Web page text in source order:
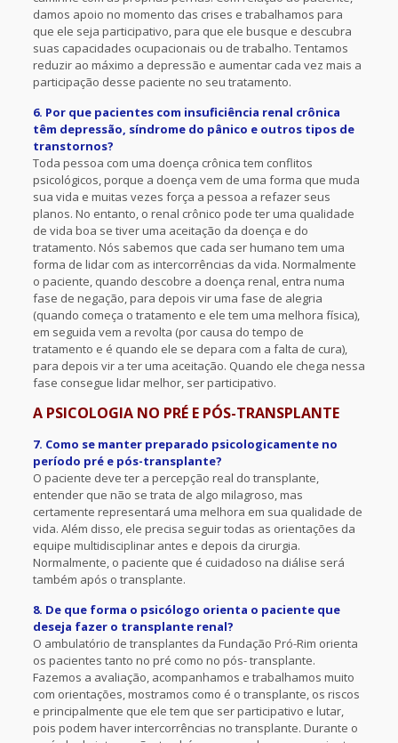
damos apoio no momento das crises e trabalhamos para
que ele seja participativo, para que ele busque e descubra
suas capacidades ocupacionais ou de trabalho. Tentamos
reduzir ao máximo a depressão e aumentar cada vez mais a
participação desse paciente no seu tratamento.
6. Por que pacientes com insuficiência renal crônica
têm depressão, síndrome do pânico e outros tipos de
transtornos?
Toda pessoa com uma doença crônica tem conflitos
psicológicos, porque a doença vem de uma forma que muda
sua vida e muitas vezes força a pessoa a refazer seus
planos. No entanto, o renal crônico pode ter uma qualidade
de vida boa se tiver uma aceitação da doença e do
tratamento. Nós sabemos que cada ser humano tem uma
forma de lidar com as intercorrências da vida. Normalmente
o paciente, quando descobre a doença renal, entra numa
fase de negação, para depois vir uma fase de alegria
(quando começa o tratamento e ele tem uma melhora física),
em seguida vem a revolta (por causa do tempo de
tratamento e é quando ele se depara com a falta de cura),
para depois vir a ter uma aceitação. Quando ele chega nessa
fase consegue lidar melhor, ser participativo.
A PSICOLOGIA NO PRÉ E PÓS-TRANSPLANTE
7. Como se manter preparado psicologicamente no
período pré e pós-transplante?
O paciente deve ter a percepção real do transplante,
entender que não se trata de algo milagroso, mas
certamente representará uma melhora em sua qualidade de
vida. Além disso, ele precisa seguir todas as orientações da
equipe multidisciplinar antes e depois da cirurgia.
Normalmente, o paciente que é cuidadoso na diálise será
também após o transplante.
8. De que forma o psicólogo orienta o paciente que
deseja fazer o transplante renal?
O ambulatório de transplantes da Fundação Pró-Rim orienta
os pacientes tanto no pré como no pós- transplante.
Fazemos a avaliação, acompanhamos e trabalhamos muito
com orientações, mostramos como é o transplante, os riscos
e principalmente que ele tem que ser participativo e lutar,
pois podem haver intercorrências no transplante. Durante o